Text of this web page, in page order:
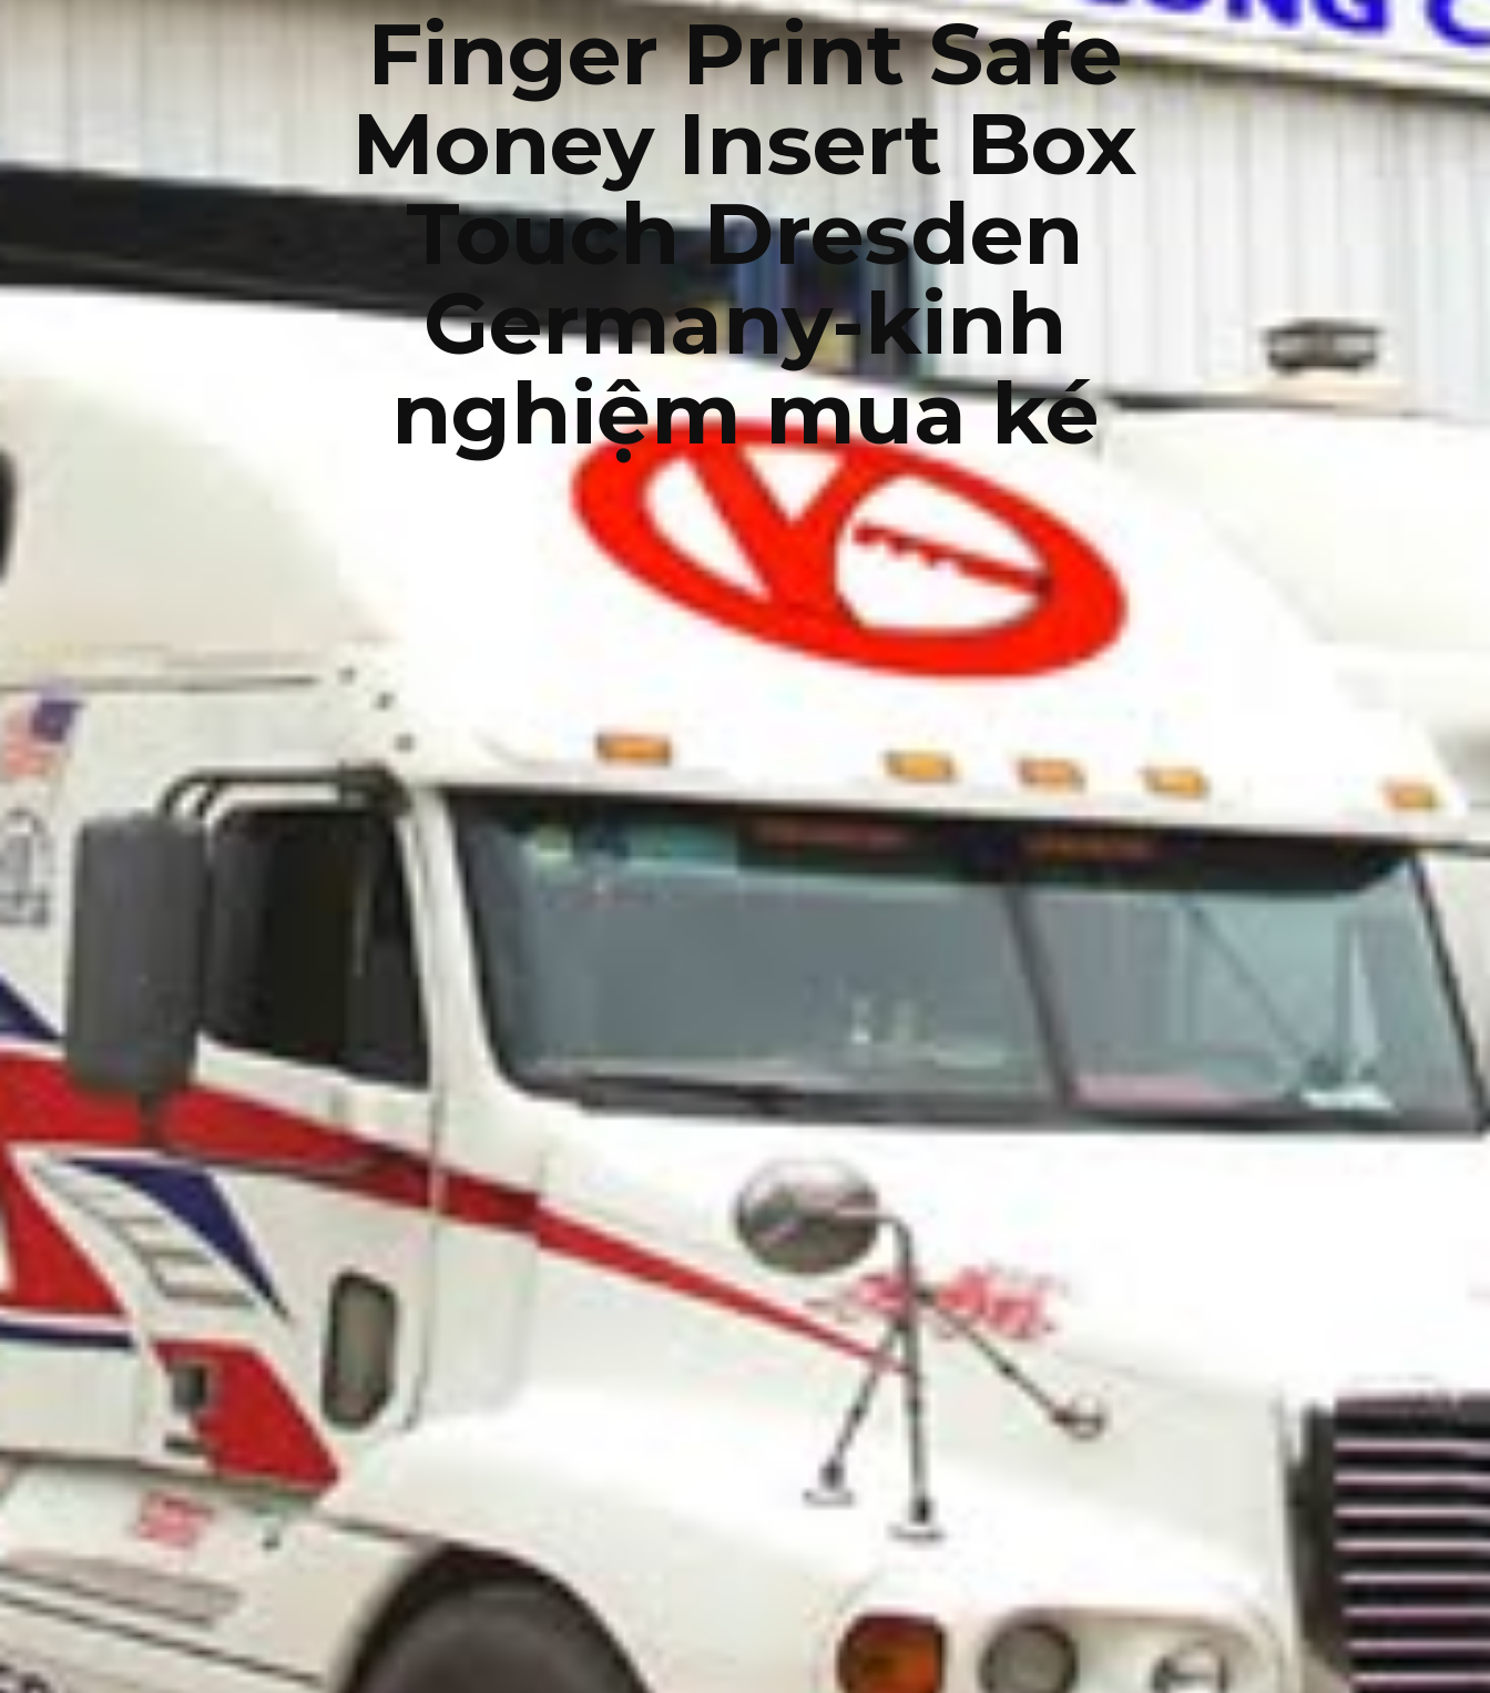
Finger Print Safe
Money Insert Box
Touch Dresden
Germany-kinh
nghiệm mua ké